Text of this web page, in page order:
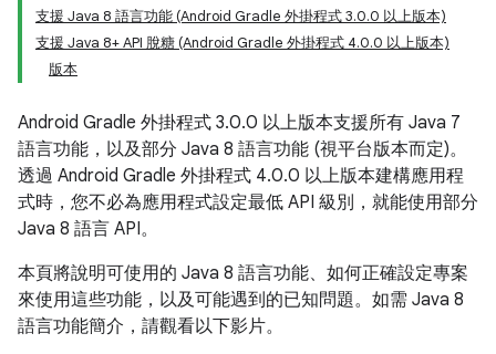
支援 Java 8 語言功能 (Android Gradle 外掛程式 3.0.0 以上版本)
支援 Java 8+ API 脫糖 (Android Gradle 外掛程式 4.0.0 以上版本)
版本
Android Gradle 外掛程式 3.0.0 以上版本支援所有 Java 7
語言功能，以及部分 Java 8 語言功能 (視平台版本而定)。
透過 Android Gradle 外掛程式 4.0.0 以上版本建構應用程
式時，您不必為應用程式設定最低 API 級別，就能使用部分
Java 8 語言 API。
本頁將說明可使用的 Java 8 語言功能、如何正確設定專案
來使用這些功能，以及可能遇到的已知問題。如需 Java 8
語言功能簡介，請觀看以下影片。